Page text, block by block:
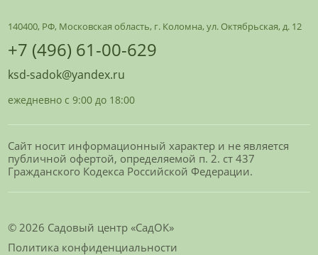
140400, РФ, Московская область, г. Коломна, ул. Октябрьская, д. 12
+7 (496) 61-00-629
ksd-sadok@yandex.ru
ежедневно с 9:00 до 18:00
Сайт носит информационный характер и не является
публичной офертой, определяемой п. 2. ст 437
Гражданского Кодекса Российской Федерации.
© 2026 Садовый центр «СадОК»
Политика конфиденциальности